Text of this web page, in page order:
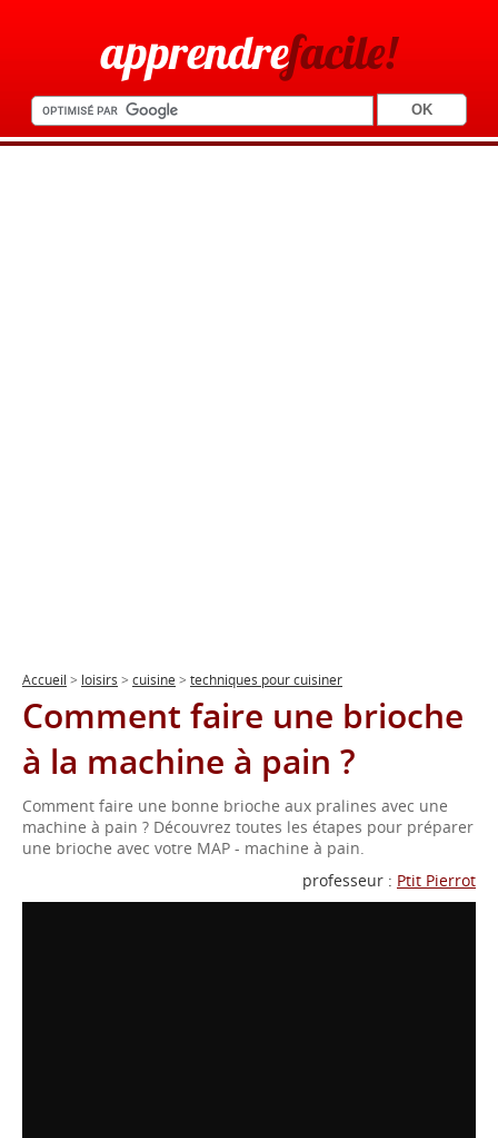
apprendrefacile!
Accueil > loisirs > cuisine > techniques pour cuisiner
Comment faire une brioche
à la machine à pain ?
Comment faire une bonne brioche aux pralines avec une
machine à pain ? Découvrez toutes les étapes pour préparer
une brioche avec votre MAP - machine à pain.
professeur : Ptit Pierrot